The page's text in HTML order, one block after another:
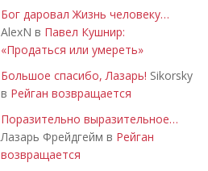
Бог даровал Жизнь человеку…
AlexN в Павел Кушнир:
«Продаться или умереть»
Большое спасибо, Лазарь! Sikorsky
в Рейган возвращается
Поразительно выразительное…
Лазарь Фрейдгейм в Рейган
возвращается